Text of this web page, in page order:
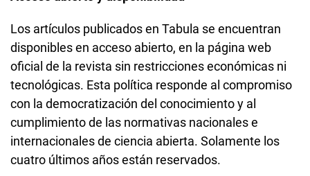
Los artículos publicados en Tabula se encuentran
disponibles en acceso abierto, en la página web
oficial de la revista sin restricciones económicas ni
tecnológicas. Esta política responde al compromiso
con la democratización del conocimiento y al
cumplimiento de las normativas nacionales e
internacionales de ciencia abierta. Solamente los
cuatro últimos años están reservados.